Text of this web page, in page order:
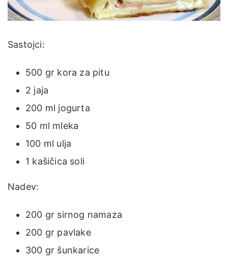
Sastojci:
500 gr kora za pitu
2 jaja
200 ml jogurta
50 ml mleka
100 ml ulja
1 kašičica soli
Nadev:
200 gr sirnog namaza
200 gr pavlake
300 gr šunkarice